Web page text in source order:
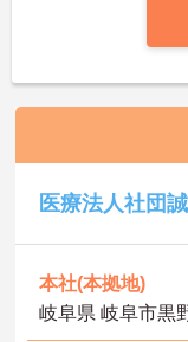
医療法人社団
本社(本拠地)
岐阜県 岐阜市黒